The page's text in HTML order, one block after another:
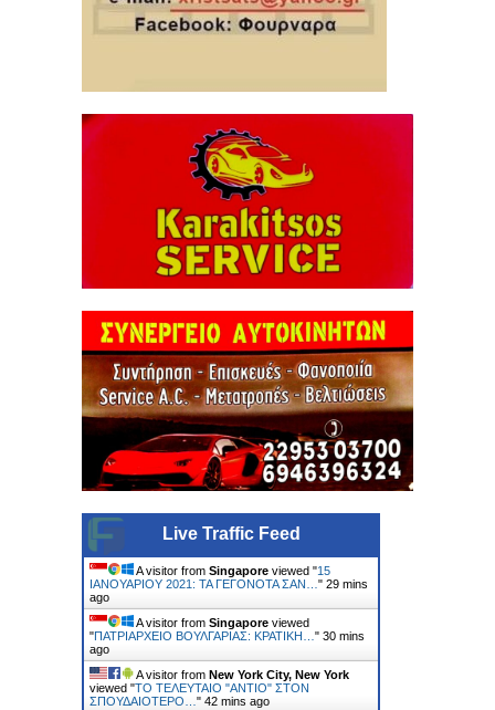
Live Traffic Feed
A visitor from Singapore viewed "15
ΙΑΝΟΥΑΡΙΟΥ 2021: ΤΑ ΓΕΓΟΝΟΤΑ ΣΑΝ… " 29 mins
ago
A visitor from Singapore viewed
"ΠΑΤΡΙΑΡΧΕΙΟ ΒΟΥΛΓΑΡΙΑΣ: ΚΡΑΤΙΚΗ… " 30 mins
ago
A visitor from New York City, New York
viewed "ΤΟ ΤΕΛΕΥΤΑΙΟ "ΑΝΤΙΟ" ΣΤΟΝ
ΣΠΟΥΔΑΙΟΤΕΡΟ… " 42 mins ago